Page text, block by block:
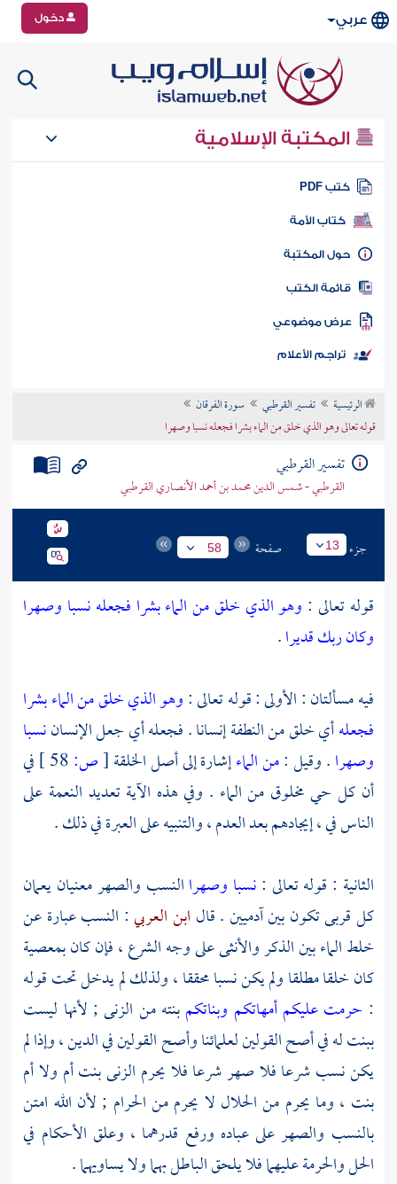
عربي دخول
المكتبة الإسلامية
كتب PDF
كتاب الأمة
المكتبة
الكتب
موضوعي
تراجم الأعلام
الرئيسية تفسير القرطبي
سورة الفرقان
قوله تعالى وهو الذي خلق من الماء بشرا فجعله نسبا وصهرا
تفسير القرطبي
القرطبي - شمس الدين محمد بن أحمد الأنصاري القرطبي
جزء 13 صفحة 58
قوله تعالى : وهو الذي خلق من الماء بشرا فجعله نسبا وصهرا
وكان ربك قديرا.
فيه مسألتان : الأولى : قوله تعالى :وهو الذي خلق من الماء بشرا
فجعلهأي خلق من النطفة إنسانا . فجعله أي جعل الإنساننسبا
وصهرا. وقيل :من الماءإشارة إلى أصل الخلقة[ص:
في
أن كل حي مخلوق من الماء . وفي هذه الآية تعديد النعمة على
الناس في ، إيجادهم بعد العدم ، والتنبيه على العبرة في ذلك .
الثانية : قوله تعالى :نسبا وصهراالنسب والصهر معنيان يعمان
كل قربى تكون بين آدميين . قال ابن العربي: النسب عبارة عن
خلط الماء بين الذكر والأنثى على وجه الشرع ، فإن كان بمعصية
كان خلقا مطلقا ولم يكن نسبا محققا ، ولذلك لم يدخل تحت قوله
: حرمت عليكم أمهاتكم وبناتكمبنته من الزنى ; لأنها ليست
ببنت له في أصح القولين لعلمائنا وأصح القولين في الدين ، وإذا لم
يكن نسب شرعا فلا صهر شرعا فلا يحرم الزنى بنت أم ولا أم
بنت ، وما يحرم من الحلال لا يحرم من الحرام ; لأن الله امتن
بالنسب والصهر على عباده ورفع قدرهما ، وعلق الأحكام في
الحل والحرمة عليهما فلا يلحق الباطل بهما ولا يساويهما .